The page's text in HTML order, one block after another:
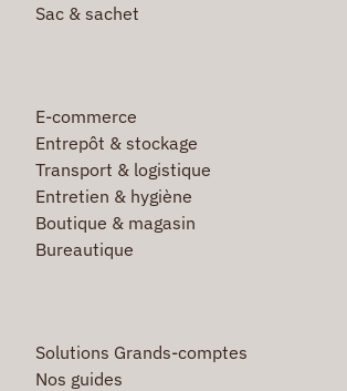
Sac & sachet
E-commerce
Entrepôt & stockage
Transport & logistique
Entretien & hygiène
Boutique & magasin
Bureautique
Solutions Grands-comptes
Nos guides